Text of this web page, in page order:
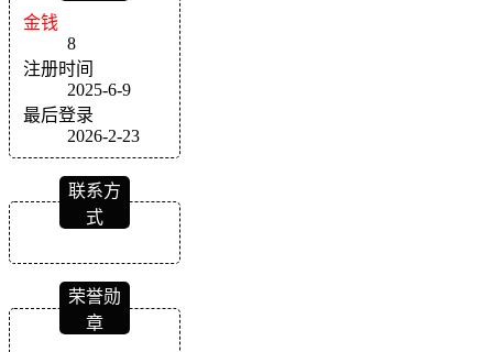
金钱
8
注册时间
2025-6-9
最后登录
2026-2-23
联系方
式
荣誉勋
章